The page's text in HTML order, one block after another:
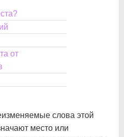
от
слова этой
место или